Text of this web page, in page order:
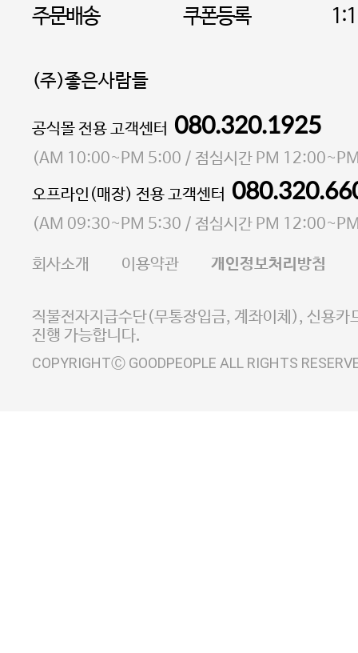
주문배송 쿠폰등록
(주)좋은사람들
대표 이성현,박영환| 개인정보관리책임자 김상현
소재지 서울특별시 마포구 마포대로4다길 41 마포
통신판매업 신고번호 2023-서울마포-3931호
사업자등록번호 105-81-58242
E-MAIL goodpeople@gpin.co.kr
사업자정보확인
이니시스 에스크로 서비
공식몰 전용 고객센터 080.320.1925
(AM 10:00~PM 5:00 / 점심시간 PM
오프라인(매장) 전용 고객센터
(AM 09:30~PM 5:30 / 점심시간 PM
회사소개 이용약관 개인정보처리방침
직불전자지급수단(무통장입금, 계좌이체), 신용카
진행 가능합니다.
COPYRIGHTⒸ GOODPEOPLE ALL RIGHTS